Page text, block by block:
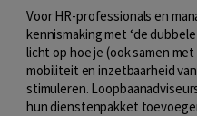
Voor HR-professionals en
kennismaking met ‘de
licht op hoe je (ook samen
mobiliteit en inzetbaarheid
stimuleren.
hun dienstenpakket